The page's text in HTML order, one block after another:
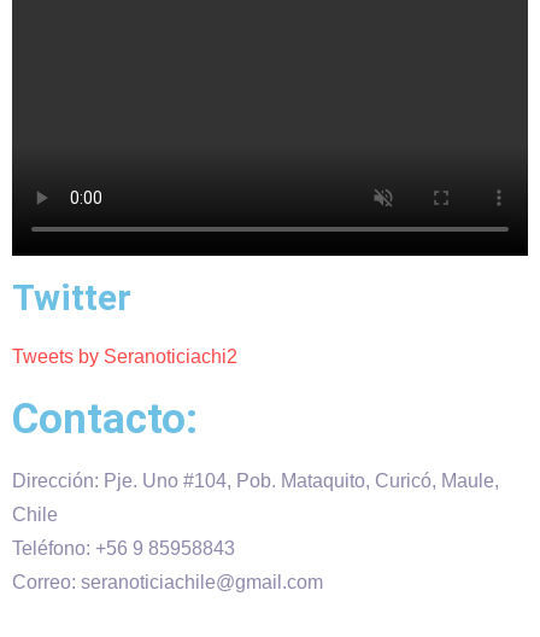
Twitter
Tweets by Seranoticiachi2
Contacto:
Dirección: Pje. Uno #104, Pob. Mataquito, Curicó, Maule,
Chile
Teléfono: +56 9 85958843
Correo: seranoticiachile@gmail.com